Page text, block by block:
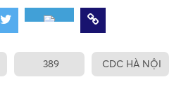
389 CDC HÀ NỘI